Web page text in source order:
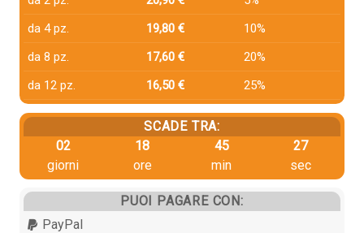
da 4 pz.
19,80 €
10%
da 8 pz.
17,60 €
20%
da 12 pz.
16,50 € 25%
SCADE TRA:
02
giorni
18
ore
45
min
26
sec
PUOI PAGARE CON:
PayPal